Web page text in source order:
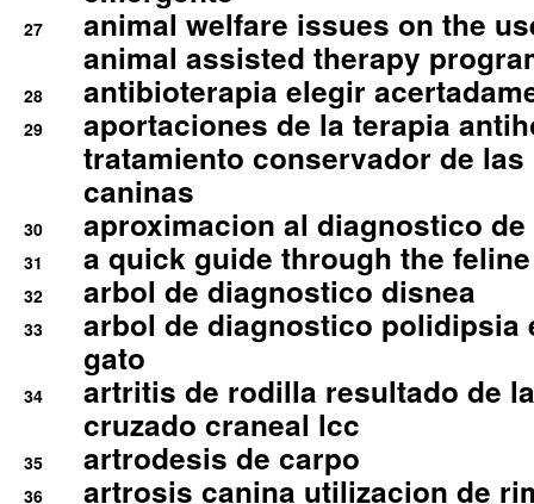
27
animal welfare issues on the
animal assisted therapy
28 antibioterapia elegir
29
aportaciones de la terapia
tratamiento conservador de
caninas
30 aproximacion al diagnostico
31 a quick guide through the
32 arbol de diagnostico disnea
33
arbol de diagnostico polidipsia
gato
34
artritis de rodilla resultado de
cruzado craneal lcc
35 artrodesis de carpo
36
artrosis canina utilizacion de